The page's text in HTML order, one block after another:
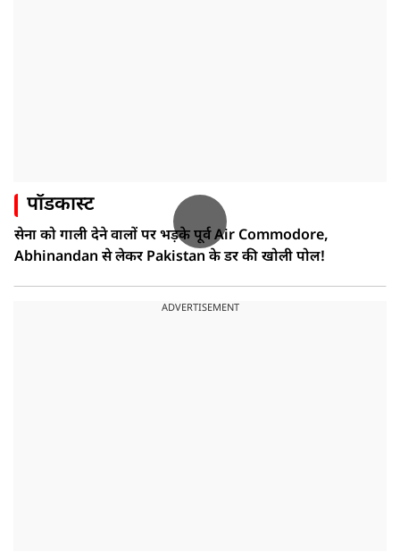
पॉडकास्ट
सेना को गाली देने वालों पर भड़के पूर्व Air Commodore,
Abhinandan से लेकर Pakistan के डर की खोली पोल!
ADVERTISEMENT